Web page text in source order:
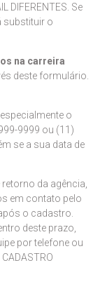
DIFERENTES. Se
substituir o
na carreira
deste formulário.
o
9999 ou (11)
se a sua data de
da agência,
em contato pelo
o cadastro.
deste prazo,
por telefone ou